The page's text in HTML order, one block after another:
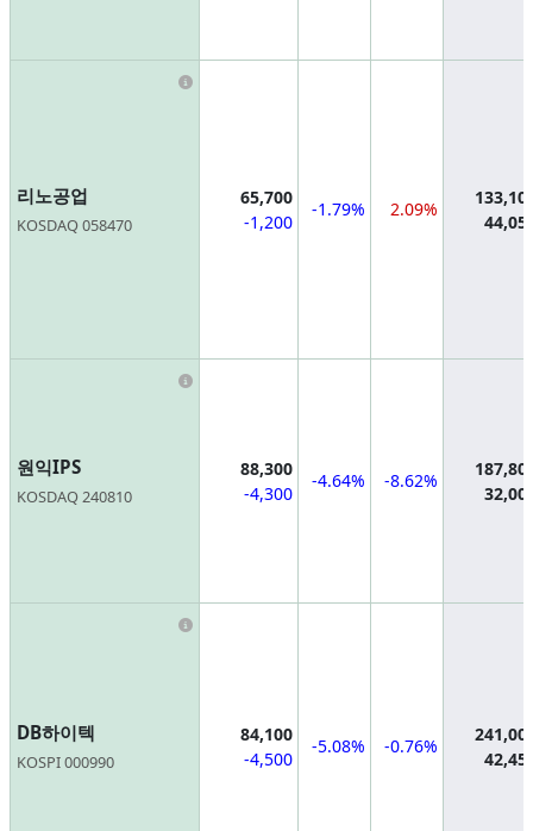
리노공업
KOSDAQ 058470
Information
65,700
-1,200
-1.79% 2.09%
원익IPS
KOSDAQ 240810
Information
88,300
-4,300
-4.64% -8.62%
DB하이텍
KOSPI 000990
Information
84,100
-4,500
-5.08% -0.76%